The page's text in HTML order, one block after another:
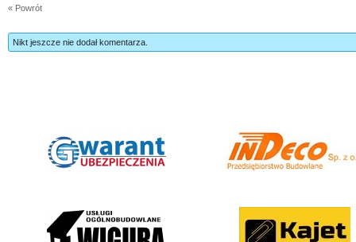
« Powrót
Nikt jeszcze nie dodał komentarza.